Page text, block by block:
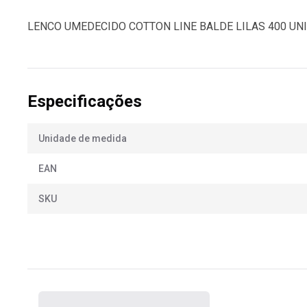
LENCO UMEDECIDO COTTON LINE BALDE LILAS 400
Especificações
Unidade de medida
EAN
SKU